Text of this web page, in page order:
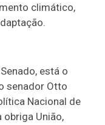
climático,
está o
senador Otto
Nacional de
obriga União,